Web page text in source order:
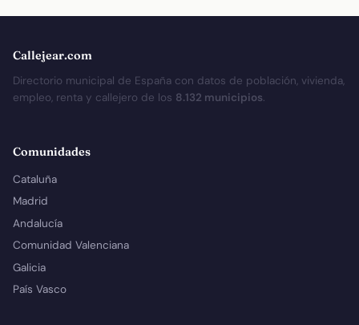
Callejear.com
Directorio municipal de España con datos de población, vivienda,
empleo, renta y callejero de los 8.132 municipios.
Comunidades
Cataluña
Madrid
Andalucía
Comunidad Valenciana
Galicia
País Vasco